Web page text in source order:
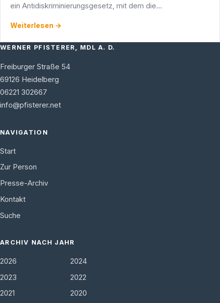
ein Antidiskriminierungsgesetz, mit dem die
Ghemeinschaft, die den …
Weiterlesen →
WERNER PFISTERER, MDL A. D.
Freiburger Straße 54
69126 Heidelberg
06221 302667
info@pfisterer.net
NAVIGATION
Start
Zur Person
Presse-Archiv
Kontakt
Suche
ARCHIV NACH JAHR
2026
2024
2023
2022
2021
2020